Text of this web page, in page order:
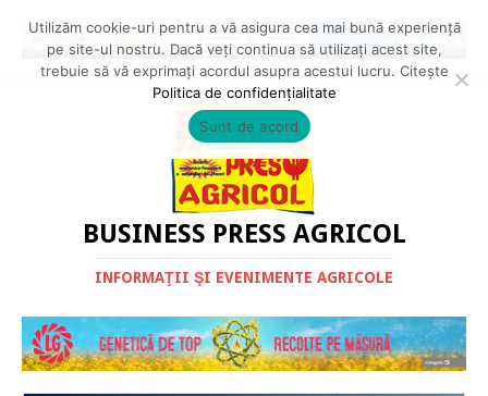
BUSINESS PRESS AGRICOL
INFORMAŢII ŞI EVENIMENTE AGRICOLE
Utilizăm cookie-uri pentru a vă asigura cea mai bună experiență
pe site-ul nostru. Dacă veți continua să utilizați acest site,
trebuie să vă exprimați acordul asupra acestui lucru. Citește
Politica de confidențialitate
Sunt de acord